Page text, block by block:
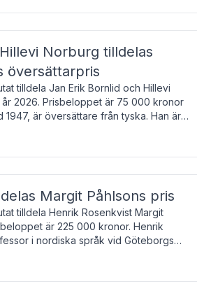
Norburg tilldelas
översättarpris
tilldela Jan Erik Bornlid och Hillevi
2026. Prisbeloppet är 75 000 kronor
är översättare från tyska. Han är
Margit Påhlsons pris
tilldela Henrik Rosenkvist Margit
är 225 000 kronor. Henrik
i nordiska språk vid Göteborgs
på avhan